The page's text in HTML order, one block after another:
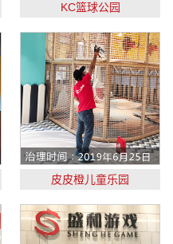
KC篮球公园
​皮皮橙儿童乐园